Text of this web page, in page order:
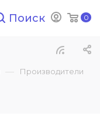
0
Поиск
— Производители